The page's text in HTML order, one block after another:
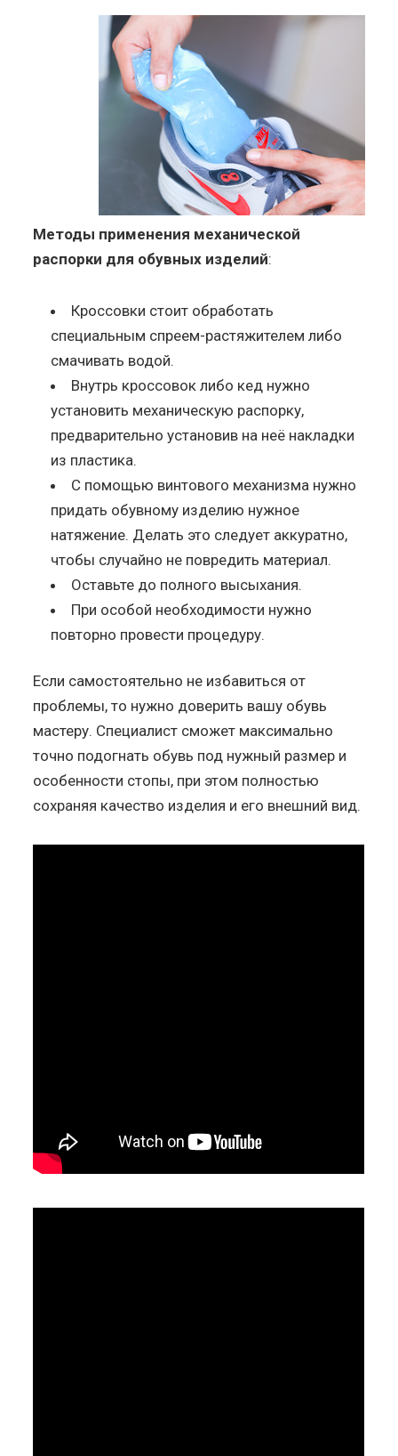
Методы применения механической
распорки для обувных изделий:
Кроссовки стоит обработать
специальным спреем-растяжителем либо
смачивать водой.
Внутрь кроссовок либо кед нужно
установить механическую распорку,
предварительно установив на неё накладки
из пластика.
С помощью винтового механизма нужно
придать обувному изделию нужное
натяжение. Делать это следует аккуратно,
чтобы случайно не повредить материал.
Оставьте до полного высыхания.
При особой необходимости нужно
повторно провести процедуру.
Если самостоятельно не избавиться от
проблемы, то нужно доверить вашу обувь
мастеру. Специалист сможет максимально
точно подогнать обувь под нужный размер и
особенности стопы, при этом полностью
сохраняя качество изделия и его внешний вид.